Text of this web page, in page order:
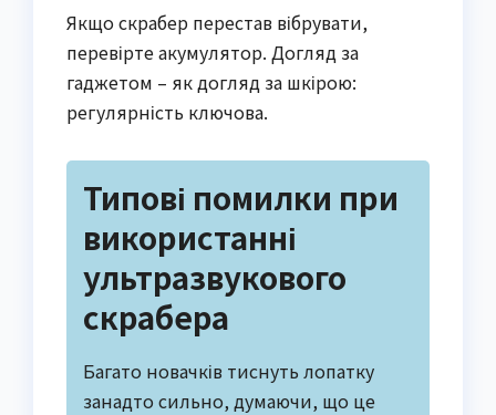
Якщо скрабер перестав вібрувати,
перевірте акумулятор. Догляд за
гаджетом – як догляд за шкірою:
регулярність ключова.
Типові помилки при
використанні
ультразвукового
скрабера
Багато новачків тиснуть лопатку
занадто сильно, думаючи, що це